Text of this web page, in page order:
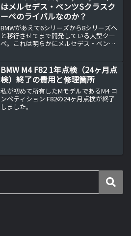
はメルセデス・ベンツSクラスク
ーペのライバルなのか？
BMWがあえて6シリーズから8シリーズへ
と移行させてまで開発している大型クー
ペ。これは明らかにメルセデス・ベンツS
れるのでしょうか？メルセデス・ベンツS
クラスクーペと...
BMW M4 F82 1年点検（24ヶ月点
検）終了の費用と修理箇所
私が初めて所有したMモデルであるM4 コ
ンペティション F82の24ヶ月点検が終了
しました。